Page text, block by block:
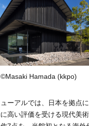
©︎Masaki Hamada (kkpo)
ーアルでは、日本を拠点
高い評価を受ける現代美